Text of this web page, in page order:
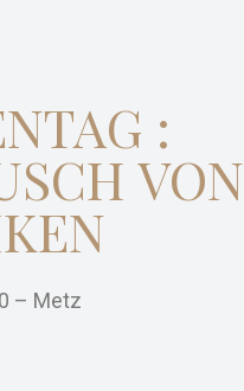
:
VON
– Metz